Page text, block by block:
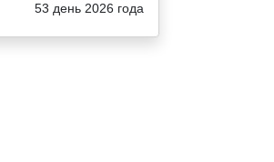
53 день 2026 года